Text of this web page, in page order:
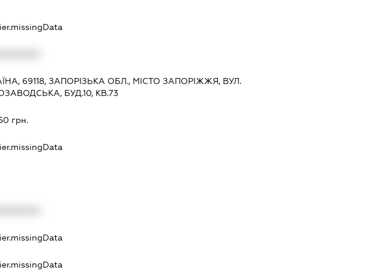
69118, ЗАПОРІЗЬКА ОБЛ., МІСТО ЗАПОРІЖЖЯ, ВУЛ.
БУД.10, КВ.73
грн.